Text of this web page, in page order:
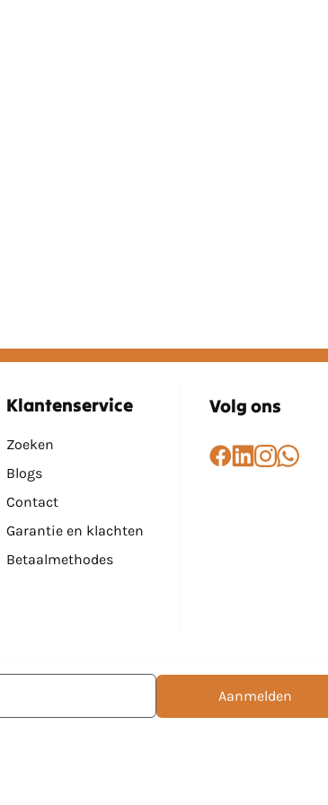
Klantenservice
Zoeken
Blogs
Contact
Garantie en klachten
Betaalmethodes
Volg ons
Aanmelden